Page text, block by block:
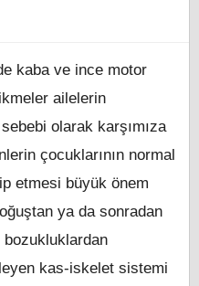
kaba ve ince motor
ailelerin
olarak karşımıza
çocuklarının normal
etmesi büyük önem
ya da sonradan
kas-iskelet sistemi